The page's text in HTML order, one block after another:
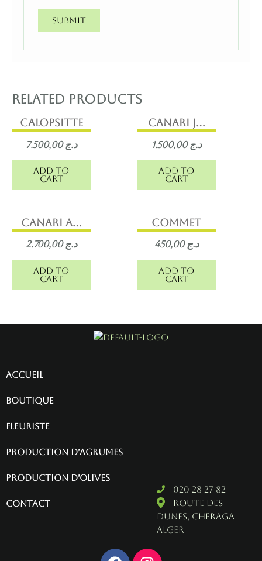
Related products
Calopsitte
د.ج 7.500,00
Add to
cart
Canari j...
د.ج 1.500,00
Add to
cart
Canari a...
د.ج2.700,00
Add to
cart
commet
د.ج450,00
Add to
cart
Accueil
Boutique
fleuriste
Production d’agrumes
Production d’olives
contact
020 28 27 82
Route des
dunes, cheraga
alger
F I